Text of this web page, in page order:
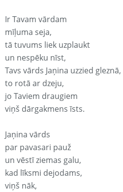
Ir Tavam vārdam
mīļuma seja,
tā tuvums liek uzplaukt
un nespēku nīst,
Tavs vārds Jaņina uzzied gleznā,
to rotā ar dzeju,
jo Taviem draugiem
viņš dārgakmens īsts.
Jaņina vārds
par pavasari pauž
un vēstī ziemas galu,
kad līksmi dejodams,
viņš nāk,